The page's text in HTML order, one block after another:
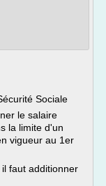
Sociale
le salaire
la limite d'un
vigueur au 1er
faut additionner